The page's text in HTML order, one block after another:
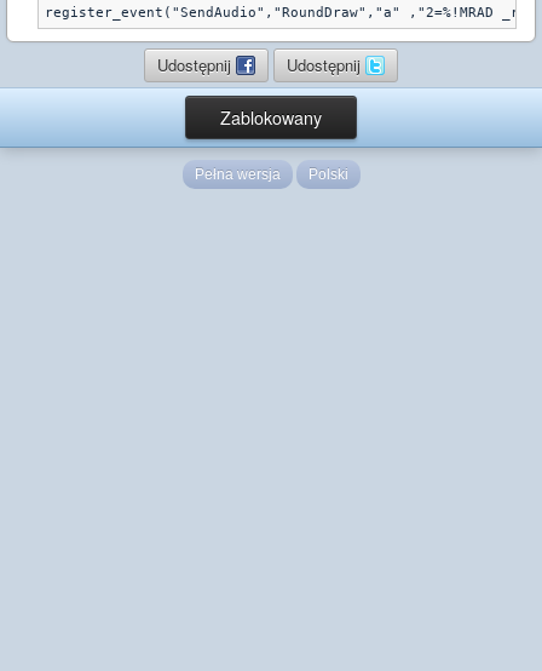
Udostępnij Udostępnij
Zablokowany
Pełna wersja Polski